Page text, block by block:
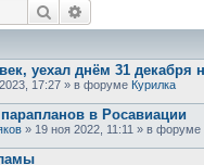
Поиск
уехал днём 31 декабря
17:27 » в форуме Курилка
в Росавиации
» 19 ноя 2022, 11:11 » в форуме